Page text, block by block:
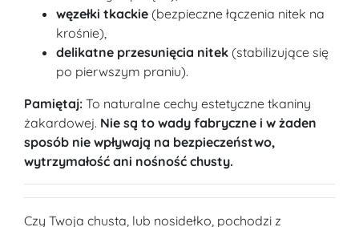
węzełki tkackie (bezpieczne łączenia nitek na
krośnie),
delikatne przesunięcia nitek (stabilizujące się
po pierwszym praniu).
Pamiętaj: To naturalne cechy estetyczne tkaniny
żakardowej. Nie są to wady fabryczne i w żaden
sposób nie wpływają na bezpieczeństwo,
wytrzymałość ani nośność chusty.
Czy Twoja chusta, lub nosidełko, pochodzi z